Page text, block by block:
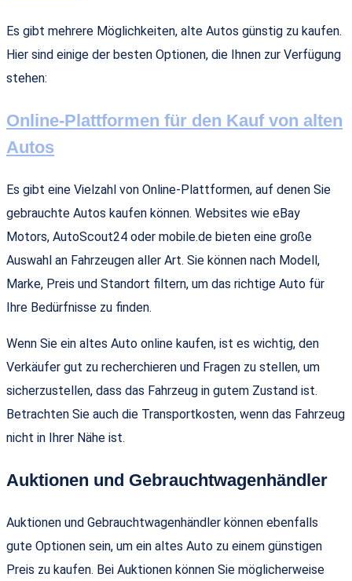
Es gibt mehrere Möglichkeiten, alte Autos günstig zu kaufen.
Hier sind einige der besten Optionen, die Ihnen zur Verfügung
stehen:
Online-Plattformen für den Kauf von alten
Autos
Es gibt eine Vielzahl von Online-Plattformen, auf denen Sie
gebrauchte Autos kaufen können. Websites wie eBay
Motors, AutoScout24 oder mobile.de bieten eine große
Auswahl an Fahrzeugen aller Art. Sie können nach Modell,
Marke, Preis und Standort filtern, um das richtige Auto für
Ihre Bedürfnisse zu finden.
Wenn Sie ein altes Auto online kaufen, ist es wichtig, den
Verkäufer gut zu recherchieren und Fragen zu stellen, um
sicherzustellen, dass das Fahrzeug in gutem Zustand ist.
Betrachten Sie auch die Transportkosten, wenn das Fahrzeug
nicht in Ihrer Nähe ist.
Auktionen und Gebrauchtwagenhändler
Auktionen und Gebrauchtwagenhändler können ebenfalls
gute Optionen sein, um ein altes Auto zu einem günstigen
Preis zu kaufen. Bei Auktionen können Sie möglicherweise